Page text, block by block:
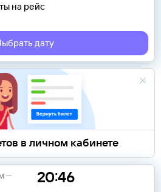
на рейс
дату
в личном кабинете
20:46